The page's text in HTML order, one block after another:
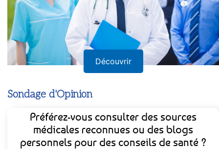
Découvrir
Sondage d'Opinion
Préférez-vous consulter des sources
médicales reconnues ou des blogs
personnels pour des conseils de santé ?